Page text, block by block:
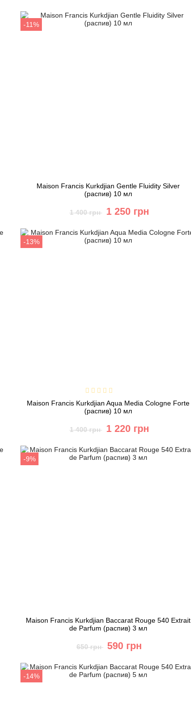
Быстрый заказ
-11%
Maison Francis Kurkdjian Gentle Fluidity Silver
(распив) 10 мл
1 400 грн 1 250 грн
Быстрый заказ
-13%
Maison Francis Kurkdjian Aqua Media Cologne Forte
(распив) 10 мл
1 400 грн 1 220 грн
Быстрый заказ
-9%
Maison Francis Kurkdjian Baccarat Rouge 540 Extrait
de Parfum (распив) 3 мл
650 грн 590 грн
Быстрый заказ
-14%